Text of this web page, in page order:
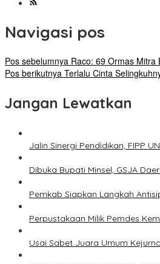
Navigasi pos
Pos sebelumnya Raco: 69 Ormas Mitra
Pos berikutnya Terlalu Cinta
Jangan Lewatkan
Jalin Sinergi Pendidikan, FIPP
Dibuka Bupati Minsel, GSJA
Pemkab Siapkan Langkah
Perpustakaan Milik Pemdes
Usai Sabet Juara Umum